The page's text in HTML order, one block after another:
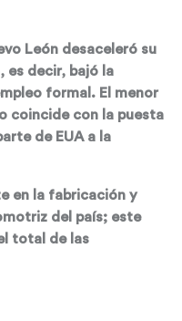
León desaceleró su
es decir, bajó la
formal. El menor
coincide con la puesta
de EUA a la
en la fabricación y
del país; este
total de las